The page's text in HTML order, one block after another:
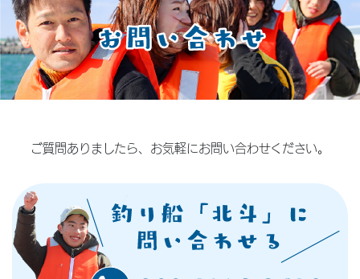
ご質問ありましたら、お気軽にお問い合わせください。